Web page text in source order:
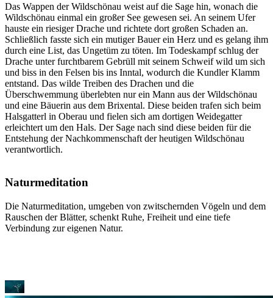
Das Wappen der Wildschönau weist auf die Sage hin, wonach die
Wildschönau einmal ein großer See gewesen sei. An seinem Ufer
hauste ein riesiger Drache und richtete dort großen Schaden an.
Schließlich fasste sich ein mutiger Bauer ein Herz und es gelang ihm
durch eine List, das Ungetüm zu töten. Im Todeskampf schlug der
Drache unter furchtbarem Gebrüll mit seinem Schweif wild um sich
und biss in den Felsen bis ins Inntal, wodurch die Kundler Klamm
entstand. Das wilde Treiben des Drachen und die
Überschwemmung überlebten nur ein Mann aus der Wildschönau
und eine Bäuerin aus dem Brixental. Diese beiden trafen sich beim
Halsgatterl in Oberau und fielen sich am dortigen Weidegatter
erleichtert um den Hals. Der Sage nach sind diese beiden für die
Entstehung der Nachkommenschaft der heutigen Wildschönau
verantwortlich.
Naturmeditation
Die Naturmeditation, umgeben von zwitschernden Vögeln und dem
Rauschen der Blätter, schenkt Ruhe, Freiheit und eine tiefe
Verbindung zur eigenen Natur.